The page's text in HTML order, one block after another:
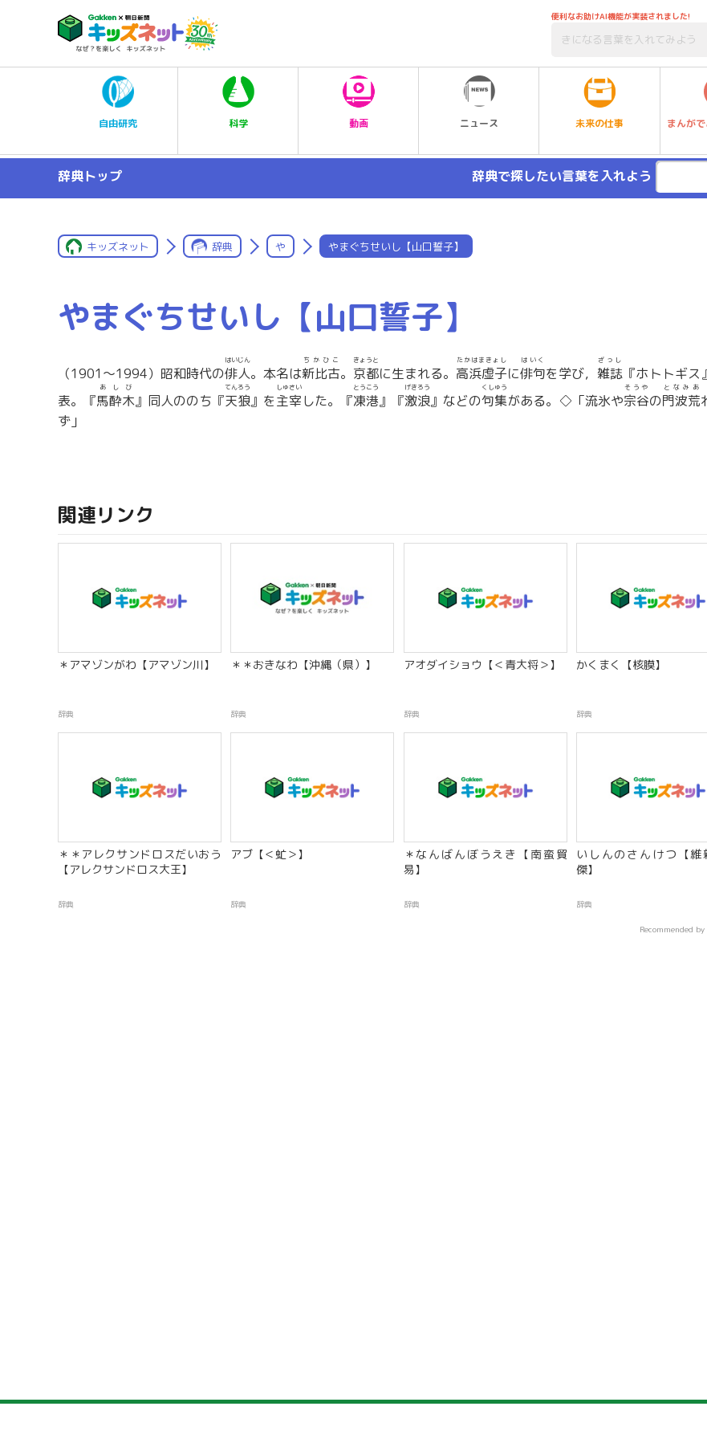
便利なお助けAI機能が実装されました!
自由研究 科学 動画 ニュース 未来の仕事
まんが
辞典トップ 辞典で探したい言葉を入れよう
キッズネット 辞典 や やまぐちせいし【山口誓子】
やまぐちせいし【山口誓子】
（1901〜1994）昭和時代の俳人
はいじん
。本名は新比古
ちかひこ
。 京都
きょうと
に生まれる。 高浜虚子
たかはまきょし
に俳句
はいく
を学び， 雑誌
ざっし
『ホトトギス
表。『馬酔木
あしび
』同人ののち『天狼
てんろう
』を主宰
しゅさい
した。『凍港
とうこう
』『激浪
げきろう
』などの句集
くしゅう
がある。◇「流氷や宗谷
そうや
の門波荒
となみあ
ず」
関連リンク
＊アマゾンがわ【アマゾン川】
辞典
＊＊おきなわ【沖縄（県）】
辞典
アオダイショウ【＜青大将＞】
辞典
かくまく【核膜】
辞典
＊＊アレクサンドロスだいおう
【アレクサンドロス大王】
辞典
アブ【＜虻＞】
辞典
＊なんばんぼうえき【南蛮貿
易】
辞典
いしんのさんけつ【維
傑】
辞典
Recommended by